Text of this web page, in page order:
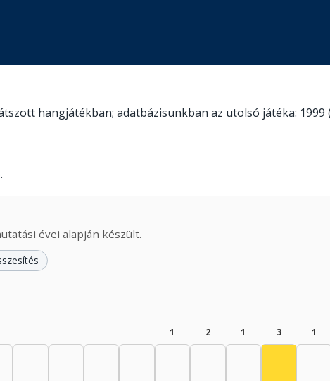
hangjátékban; adatbázisunkban az utolsó játéka: 1999
évei alapján készült.
1 2 1 3 1